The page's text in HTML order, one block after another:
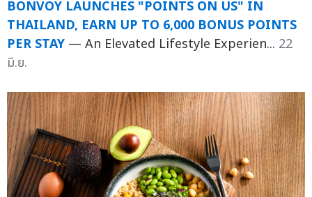
BONVOY LAUNCHES "POINTS ON US" IN
THAILAND, EARN UP TO 6,000 BONUS POINTS
PER STAY — An Elevated Lifestyle Experien... 22
มิ.ย.